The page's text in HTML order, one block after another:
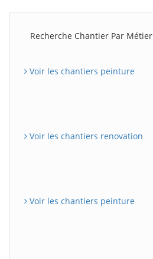
Recherche Chantier Par Métier
Voir les chantiers peinture
Voir les chantiers renovation
Voir les chantiers peinture